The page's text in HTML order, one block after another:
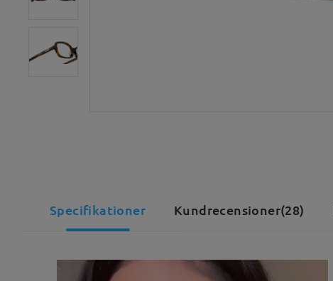
Specifikationer Kundrecensioner(28)